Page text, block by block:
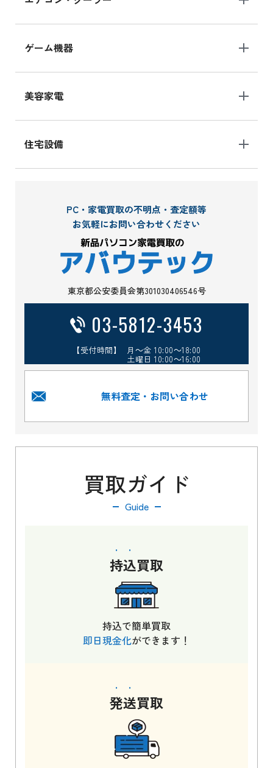
ゲーム機器
美容家電
住宅設備
PC・家電買取の不明点・査定額等
お気軽にお問い合わせください
東京都公安委員会第301030406546号
03-5812-3453
【受付時間】 月～金 10:00～18:00
土曜日 10:00～16:00
無料査定・お問い合わせ
買取ガイド
Guide
持込買取
持込で簡単買取
即日現金化ができます！
発送買取